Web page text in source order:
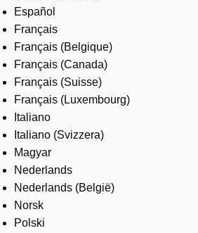
Español
Français
Français (Belgique)
Français (Canada)
Français (Suisse)
Français (Luxembourg)
Italiano
Italiano (Svizzera)
Magyar
Nederlands
Nederlands (België)
Norsk
Polski